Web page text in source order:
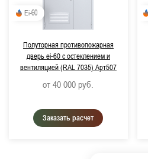
Ei-60
Полуторная противопожарная
дверь ei-60 с остеклением и
вентиляцией (RAL 7035) Арт507
от 40 000 руб.
Заказать расчет